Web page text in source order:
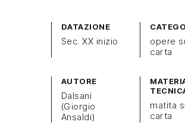
DATAZIONE
Sec. XX inizio
opere
carta
AUTORE
Dalsani
(Giorgio
Ansaldi)
matita
carta